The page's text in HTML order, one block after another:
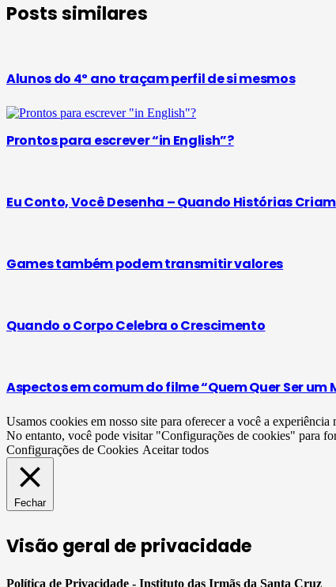
Posts similares
Alunos do 4º ano traçam perfil de si mesmos
Prontos para escrever “in English”?
Eu Conto, Você Desenha – Quando Histórias
Games também podem transmitir valores
Quando o Corpo Celebra o Crescimento
Aspectos em comum do filme “Quem Quer Ser
Usamos cookies em nosso site para oferecer a você a
No entanto, você pode visitar "Configurações de cookies" para
Configurações de Cookies Aceitar todos
Fechar
Visão geral de privacidade
Política de Privacidade - Instituto das Irmãs da Santa Cruz